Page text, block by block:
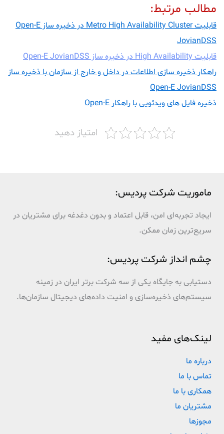
مطالب مرتبط:
قابلیت Metro High Availability Cluster در ذخیره ساز Open-E
JovianDSS
قابلیت High Availability در ذخیره ساز Open-E JovianDSS
راهکار ذخیره سازی اطلاعات در داخل و خارج از سازمان با ذخیره ساز
Open-E JovianDSS
ذخیره فایل های ویدئویی با راهکار Open-E
امتیاز دهید
ماموریت شرکت پردیس:
ایجاد تجربه‌ای امن، قابل اعتماد و بدون دغدغه برای مشتریان در
سریع‌ترین زمان ممکن.
چشم انداز شرکت پردیس:
دستیابی به جایگاه یکی از سه شرکت برتر ایران در زمینه
سیستم‌های ذخیره‌سازی و امنیت داده‌های دیجیتال سازمان‌ها.
لینک‌های مفید
درباره ما
تماس با ما
همکاری با ما
مشتریان ما
مجوزها